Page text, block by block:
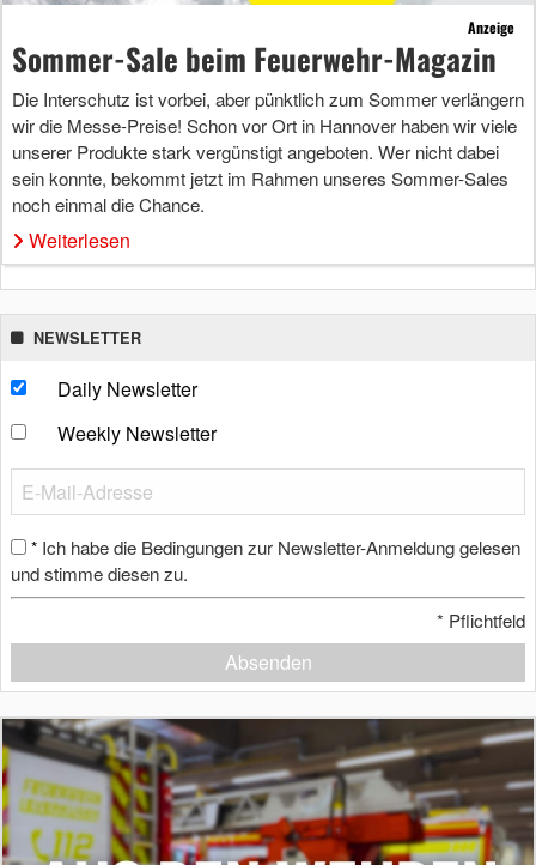
Anzeige
Sommer-Sale beim Feuerwehr-Magazin
Die Interschutz ist vorbei, aber pünktlich zum Sommer verlängern
wir die Messe-Preise! Schon vor Ort in Hannover haben wir viele
unserer Produkte stark vergünstigt angeboten. Wer nicht dabei
sein konnte, bekommt jetzt im Rahmen unseres Sommer-Sales
noch einmal die Chance.
Weiterlesen
NEWSLETTER
Daily Newsletter
Weekly Newsletter
* Ich habe die Bedingungen zur Newsletter-Anmeldung gelesen
und stimme diesen zu.
* Pflichtfeld
Absenden